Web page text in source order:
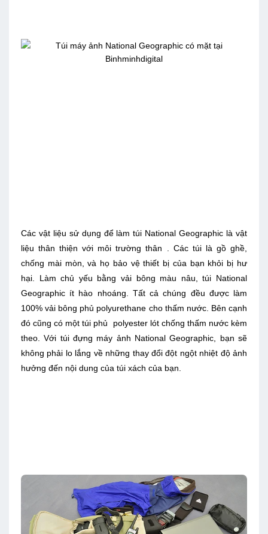
Các vật liệu sử dụng để làm túi National Geographic là vật
liệu thân thiện với môi trường thân . Các túi là gồ ghề,
chống mài mòn, và họ bảo vệ thiết bị của bạn khỏi bị hư
hại. Làm chủ yếu bằng vải bông màu nâu, túi National
Geographic ít hào nhoáng. Tất cả chúng đều được làm
100% vải bông phủ polyurethane cho thấm nước. Bên cạnh
đó cũng có một túi phủ polyester lót chống thấm nước kèm
theo. Với túi đựng máy ảnh National Geographic, bạn sẽ
không phải lo lắng về những thay đổi đột ngột nhiệt độ ảnh
hưởng đến nội dung của túi xách của bạn.